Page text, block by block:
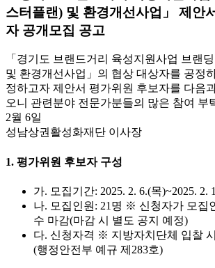
스터플랜) 및 환경개선사업」 제안
자 공개모집 공고
「경기도 브랜드거리 육성지원사업 브랜
및 환경개선사업」의 협상 대상자를 공정
정하고자 제안서 평가위원 후보자를 다음
오니 관련분야 전문가분들의 많은 참여 부
2월 6일
성남상권활성화재단 이사장
1. 평가위원 후보자 구성
가. 모집기간: 2025. 2. 6.(목)~2025. 2.
나. 모집인원: 21명 ※ 신청자가 모집
수 마감(마감 시 별도 공지 예정)
다. 신청자격 ※ 지방자치단체 입찰
(행정안전부 예규 제283호)